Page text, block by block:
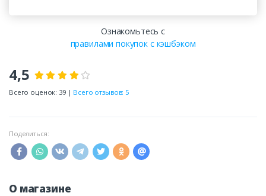
Ознакомьтесь с
правилами покупок с кэшбэком
4,5
Всего оценок: 39 | Всего отзывов: 5
Поделиться:
О магазине